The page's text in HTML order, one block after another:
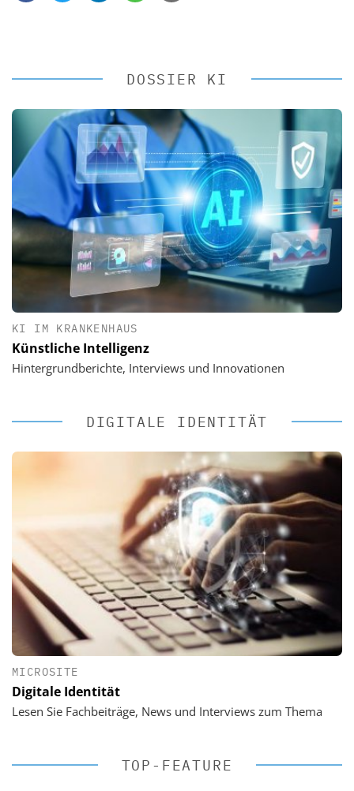
DOSSIER KI
KI IM KRANKENHAUS
Künstliche Intelligenz
Hintergrundberichte, Interviews und Innovationen
DIGITALE IDENTITÄT
MICROSITE
Digitale Identität
Lesen Sie Fachbeiträge, News und Interviews zum Thema
TOP-FEATURE